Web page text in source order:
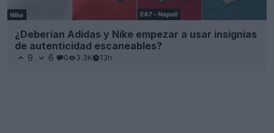
¿Deberían Adidas y Nike empezar a usar insignias
de autenticidad escaneables?
9 6 0 3.3K 13h